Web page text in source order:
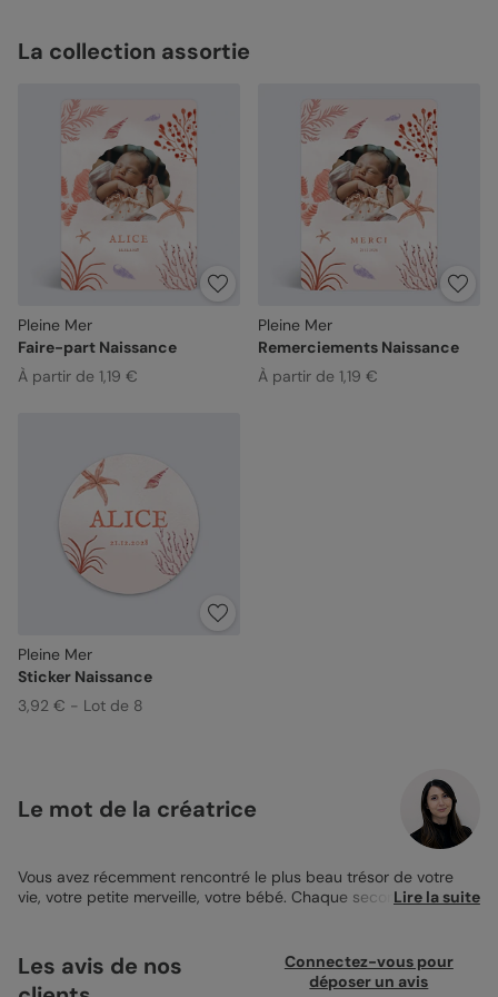
La collection assortie
Pleine Mer
Faire-part Naissance
À partir de 1,19 €
Pleine Mer
Remerciements Naissance
À partir de 1,19 €
Pleine Mer
Sticker Naissance
3,92 € - Lot de 8
Le mot de la créatrice
Vous avez récemment rencontré le plus beau trésor de votre
vie, votre petite merveille, votre bébé. Chaque seconde passée
aussi heureuse. Mais ce mélange de bonheur et de fatigue vous
ont fait oublier d’annoncer la magnifique nouvelle à votre
Lire la suite
Les avis de nos
Connectez-vous pour
déposer un avis